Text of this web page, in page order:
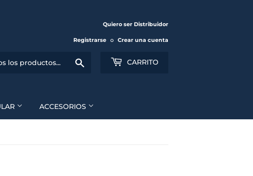
Quiero ser Distribuidor
Registrarse o Crear una cuenta
CARRITO
ACCESORIOS